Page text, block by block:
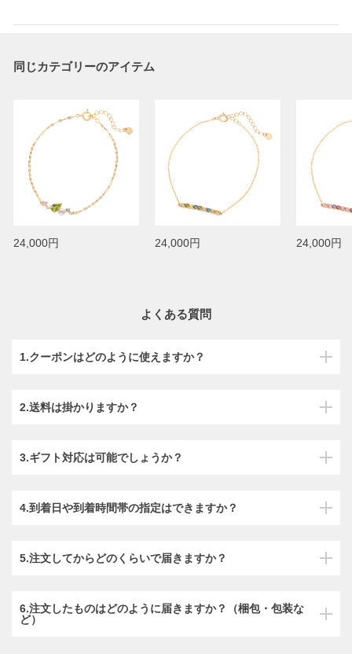
同じカテゴリーのアイテム
24,000円 24,000円 24,000円
よくある質問
1.クーポンはどのように使えますか？
2.送料は掛かりますか？
3.ギフト対応は可能でしょうか？
4.到着日や到着時間帯の指定はできますか？
5.注文してからどのくらいで届きますか？
6.注文したものはどのように届きますか？（梱包・包装な
ど）